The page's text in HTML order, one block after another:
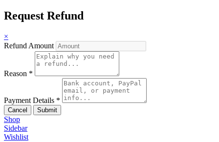
Request Refund
×
Refund Amount
Reason *
Payment Details *
Cancel Submit
Shop
Sidebar
Wishlist